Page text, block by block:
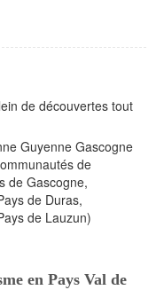
de découvertes tout
Guyenne Gascogne
de
de Gascogne,
de Duras,
de Lauzun)
en Pays Val de